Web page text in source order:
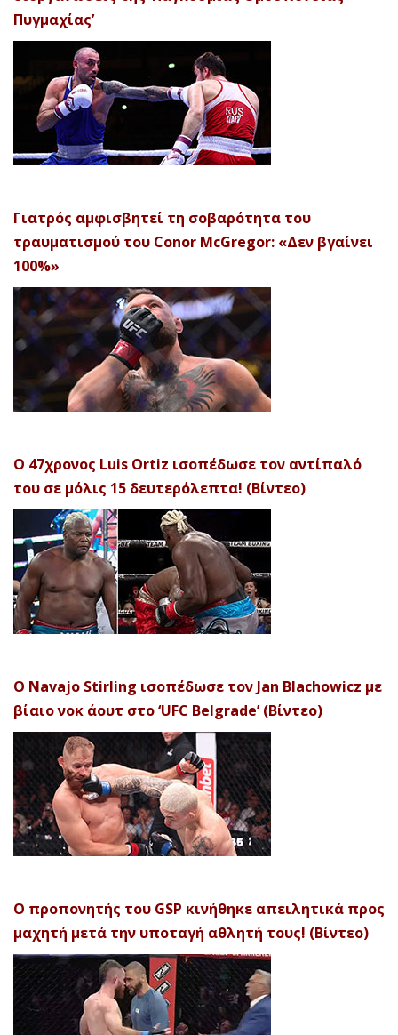
Πυγμαχίας’
Γιατρός αμφισβητεί τη σοβαρότητα του
τραυματισμού του Conor McGregor: «Δεν βγαίνει
100%»
Ο 47χρονος Luis Ortiz ισοπέδωσε τον αντίπαλό
του σε μόλις 15 δευτερόλεπτα! (Βίντεο)
Ο Navajo Stirling ισοπέδωσε τον Jan Blachowicz με
βίαιο νοκ άουτ στο ‘UFC Belgrade’ (Βίντεο)
Ο προπονητής του GSP κινήθηκε απειλητικά προς
μαχητή μετά την υποταγή αθλητή τους! (Βίντεο)